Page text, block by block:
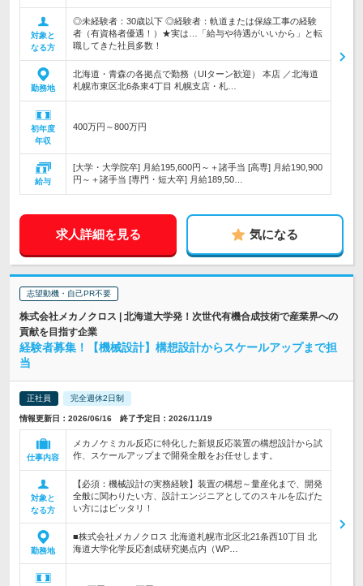
対象と
なる方
◎未経験者：30歳以下 ◎経験者：軌道または保線工事の経験
者（有資格者優遇！）★実は…「給与や待遇がいいから」と転
職してきた社員多数！
勤務地
北海道・青森の各拠点で勤務（UIターン歓迎） 本店 ／北海道
札幌市東区北6条東4丁目 札幌支店・札…
初年度
年収
400万円～800万円
給与
[大学・大学院卒] 月給195,600円～＋諸手当 [高専] 月給190,900
円～＋諸手当 [専門・短大卒] 月給189,50…
求人詳細を見る 気になる
志望動機・自己PR不要
株式会社メカノクロス | 北海道大学発！次世代有機合成技術で産業界への
貢献を目指す企業
経験者募集！【機械設計】構想設計からスケールアップまで担
当
正社員 完全週休2日制
情報更新日：2026/06/16 終了予定日：2026/11/19
仕事内容
メカノケミカル反応に特化した新規反応装置の構想設計から試
作、スケールアップまで開発全般をお任せします。
対象と
なる方
【必須：機械設計の実務経験】装置の構想～量産化まで、開発
全般に関わりたい方、設計エンジニアとしてのスキルを広げた
い方にはピッタリ！
勤務地
■株式会社メカノクロス 北海道札幌市北区北21条西10丁目 北
海道大学化学反応創成研究拠点内（WP…